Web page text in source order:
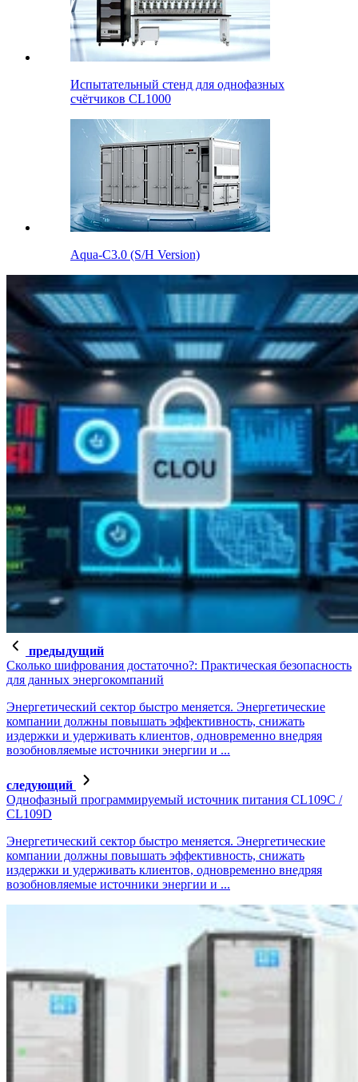
Испытательный стенд для однофазных
счётчиков CL1000
Aqua-C3.0 (S/H Version)
предыдущий
Сколько шифрования достаточно?: Практическая безопасность
для данных энергокомпаний
Энергетический сектор быстро меняется. Энергетические
компании должны повышать эффективность, снижать
издержки и удерживать клиентов, одновременно внедряя
возобновляемые источники энергии и ...
следующий
Однофазный программируемый источник питания CL109C /
CL109D
Энергетический сектор быстро меняется. Энергетические
компании должны повышать эффективность, снижать
издержки и удерживать клиентов, одновременно внедряя
возобновляемые источники энергии и ...